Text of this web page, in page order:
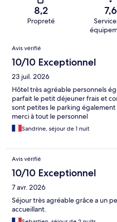
8,2
Propreté
7,6
Avis
Avis vérifié
10/10 Exceptionnel
23 juil. 2026
Hôtel très agréable personnels
parfait le petit déjeuner frais et
sont petites le parking également
merci à tout le personnel
Sandrine, séjour de 1 nuit
Avis vérifié
10/10 Exceptionnel
7 avr. 2026
Séjour très agréable grâce a un
accueillant.